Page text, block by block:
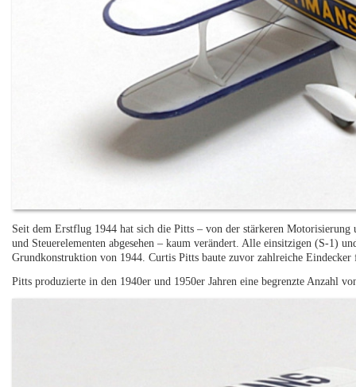
Seit dem Erstflug 1944 hat sich die Pitts – von der stärkeren Motorisierung
und Steuerelementen abgesehen – kaum verändert. Alle einsitzigen (S-1)
Grundkonstruktion von 1944. Curtis Pitts baute zuvor zahlreiche
Pitts produzierte in den 1940er und 1950er Jahren eine begrenzte Anzahl